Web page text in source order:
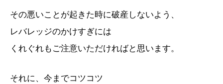
その悪いことが起きた時に破産しないよう、
レバレッジのかけすぎには
くれぐれもご注意いただければと思います。
それに、今までコツコツ